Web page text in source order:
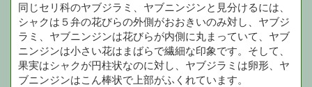
同じセリ科のヤブジラミ、ヤブニンジンと見分けるには、
シャクは５弁の花びらの外側がおおきいのみ対し、ヤブジ
ラミ、ヤブニンジンは花びらが内側に丸まっていて、ヤブ
ニンジンは小さい花はまばらで繊細な印象です。そして、
果実はシャクが円柱状なのに対し、ヤブジラミは卵形、ヤ
ブニンジンはこん棒状で上部がふくれています。